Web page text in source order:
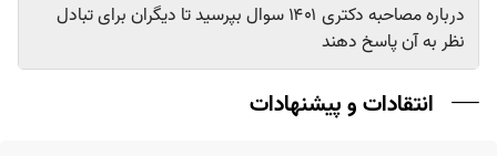
درباره مصاحبه دکتری ۱۴۰۱ سوال بپرسید تا دیگران برای تبادل
نظر به آن پاسخ دهند
انتقادات و پیشنهادات